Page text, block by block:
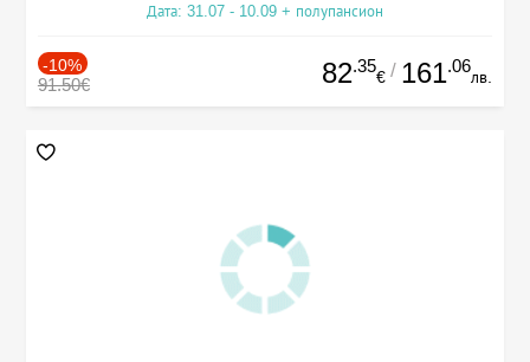
Дата: 31.07 - 10.09 + полупансион
-10%
91.50€ 82.35
€ / 161.06
лв.